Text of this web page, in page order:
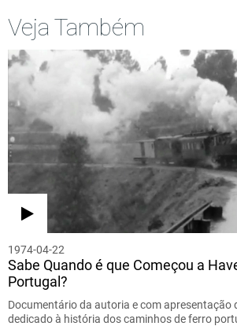
Veja Também
1974-04-22
Sabe Quando é que Começou a
Portugal?
Documentário da autoria e com apresentação
dedicado à história dos caminhos de ferro